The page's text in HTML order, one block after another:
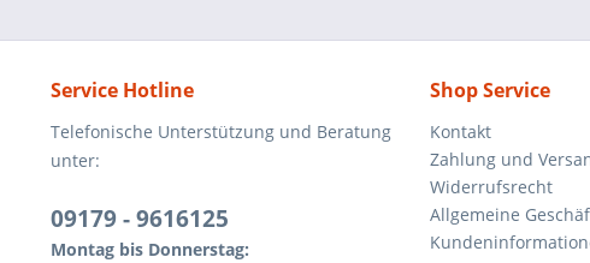
Service Hotline
Telefonische Unterstützung und Beratung
unter:
09179 - 9616125
Montag bis Donnerstag:
Shop Service
Kontakt
Zahlung und
Widerrufsrecht
Allgemeine